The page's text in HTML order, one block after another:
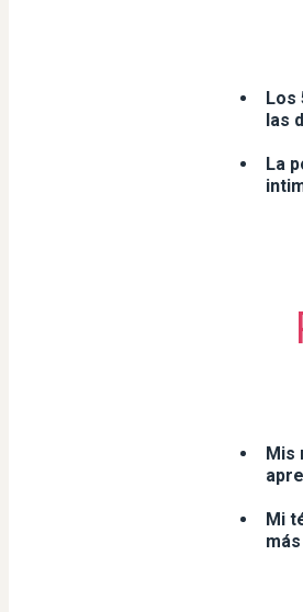
Los
las
La
Mis
Mi